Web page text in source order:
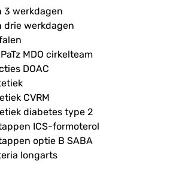
3 werkdagen
werkdagen
MDO cirkelteam
DOAC
CVRM
diabetes type 2
ICS-formoterol
optie B SABA
longarts